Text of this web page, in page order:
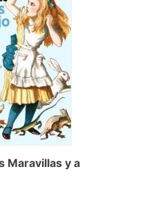
Maravillas y a